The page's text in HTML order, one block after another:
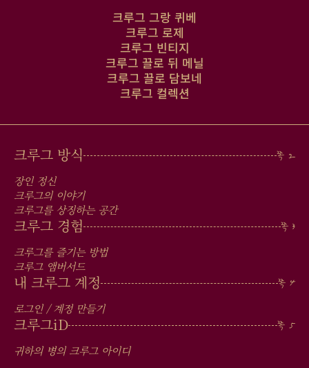
크루그 그랑 퀴베
크루그 로제
크루그 빈티지
크루그 끌로 뒤 메닐
크루그 끌로 담보네
크루그 컬렉션
MAIN
MEN
IN
FOOTER
크루그 방식
장인 정신
크루그의 이야기
크루그를 상징하는 공간
크루그 경험
크루그를 즐기는 방법
크루그 앰버서드
내 크루그 계정
로그인 / 계정 만들기
크루그iD
귀하의 병의 크루그 아이디